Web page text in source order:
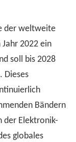
der weltweite
2022 ein
soll bis 2028
Dieses
Bändern
der Elektronik-
globales